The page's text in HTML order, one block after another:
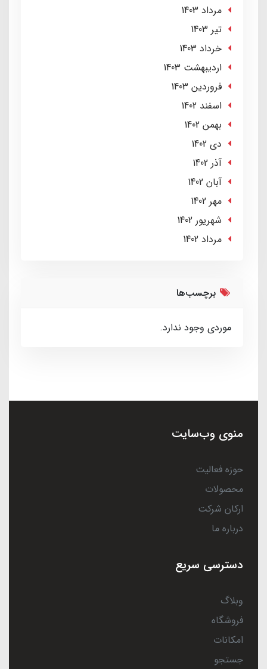
مرداد 1403
تير 1403
خرداد 1403
ارديبهشت 1403
فروردین 1403
اسفند 1402
بهمن 1402
دی 1402
آذر 1402
آبان 1402
مهر 1402
شهریور 1402
مرداد 1402
برچسب‌ها
موردی وجود ندارد.
منوی وب‌سایت
حوزه فعالیت
محصولات
ارکان شرکت
درباره ما
دسترسی سریع
وبلاگ
فروشگاه
امکانات
جستجو